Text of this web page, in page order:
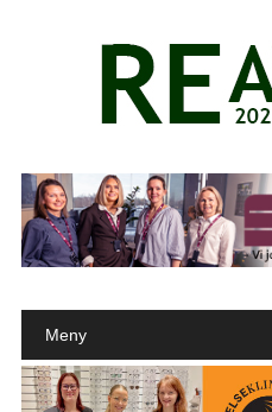
Main menu
Meny